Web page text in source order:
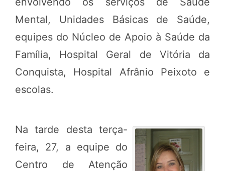
Mental, Unidades Básicas de Saúde,
equipes do Núcleo de Apoio à Saúde da
Família, Hospital Geral de Vitória da
Conquista, Hospital Afrânio Peixoto e
escolas.
Na tarde desta terça-
feira, 27, a equipe do
Centro de Atenção